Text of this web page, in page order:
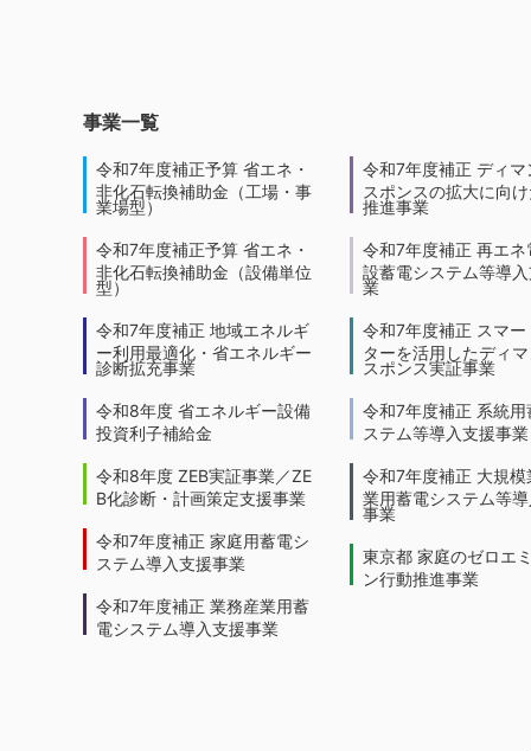
事業一覧
令和7年度補正予算 省エネ・
非化石転換補助金（工場・事
業場型）
令和7年度補正予算 省エネ・
非化石転換補助金（設備単位
型）
令和7年度補正 地域エネルギ
ー利用最適化・省エネルギー
診断拡充事業
令和8年度 省エネルギー設備
投資利子補給金
令和8年度 ZEB実証事業／ZE
B化診断・計画策定支援事業
令和7年度補正 家庭用蓄電シ
ステム導入支援事業
令和7年度補正 業務産業用蓄
電システム導入支援事業
令和7年度補正 ディマ
スポンスの拡大に向
推進事業
令和7年度補正 再エネ
設蓄電システム等導
業
令和7年度補正 スマー
ターを活用したディ
スポンス実証事業
令和7年度補正 系統用
ステム等導入支援事業
令和7年度補正 大規模
業用蓄電システム等
事業
東京都 家庭のゼロエ
ン行動推進事業